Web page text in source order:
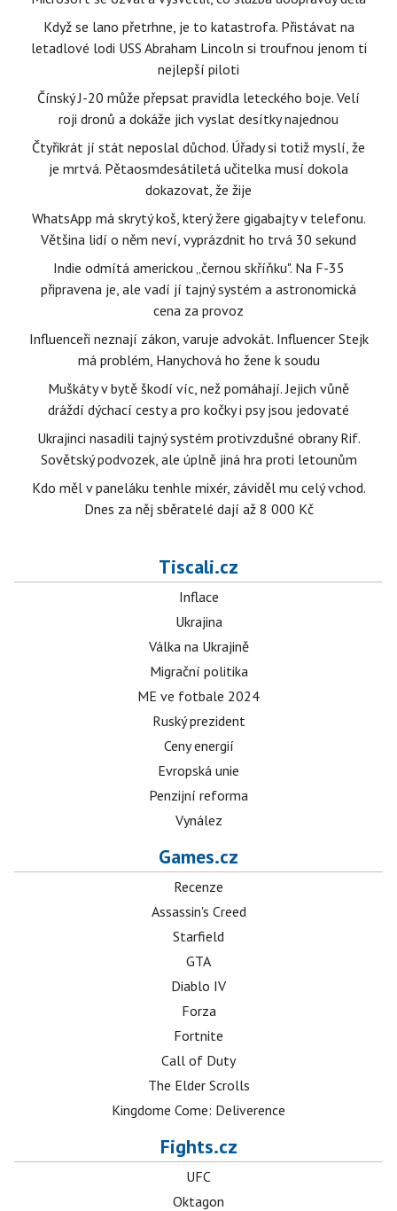
Když se lano přetrhne, je to katastrofa. Přistávat na
letadlové lodi USS Abraham Lincoln si troufnou jenom ti
nejlepší piloti
Čínský J-20 může přepsat pravidla leteckého boje. Velí
roji dronů a dokáže jich vyslat desítky najednou
Čtyřikrát jí stát neposlal důchod. Úřady si totiž myslí, že
je mrtvá. Pětaosmdesátiletá učitelka musí dokola
dokazovat, že žije
WhatsApp má skrytý koš, který žere gigabajty v telefonu.
Většina lidí o něm neví, vyprázdnit ho trvá 30 sekund
Indie odmítá americkou „černou skříňku". Na F-35
připravena je, ale vadí jí tajný systém a astronomická
cena za provoz
Influenceři neznají zákon, varuje advokát. Influencer Stejk
má problém, Hanychová ho žene k soudu
Muškáty v bytě škodí víc, než pomáhají. Jejich vůně
dráždí dýchací cesty a pro kočky i psy jsou jedovaté
Ukrajinci nasadili tajný systém protivzdušné obrany Rif.
Sovětský podvozek, ale úplně jiná hra proti letounům
Kdo měl v paneláku tenhle mixér, záviděl mu celý vchod.
Dnes za něj sběratelé dají až 8 000 Kč
Tiscali.cz
Inflace
Ukrajina
Válka na Ukrajině
Migrační politika
ME ve fotbale 2024
Ruský prezident
Ceny energií
Evropská unie
Penzijní reforma
Vynález
Games.cz
Recenze
Assassin's Creed
Starfield
GTA
Diablo IV
Forza
Fortnite
Call of Duty
The Elder Scrolls
Kingdome Come: Deliverence
Fights.cz
UFC
Oktagon